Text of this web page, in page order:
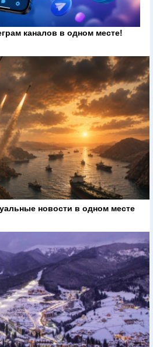
каналов в одном месте!
новости в одном месте